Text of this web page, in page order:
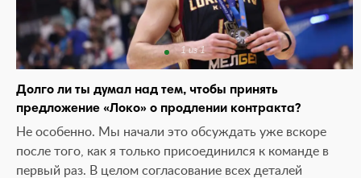
1 из 1
Долго ли ты думал над тем, чтобы принять
предложение «Локо» о продлении контракта?
Не особенно. Мы начали это обсуждать уже вскоре
после того, как я только присоединился к команде в
первый раз. В целом согласование всех деталей